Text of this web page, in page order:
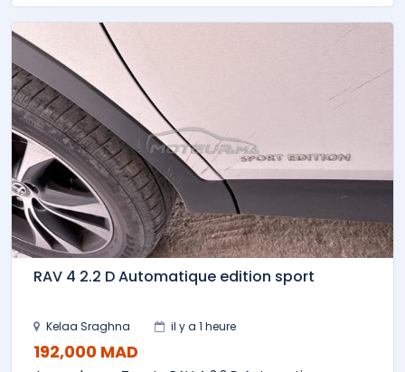
RAV 4 2.2 D Automatique edition sport
Kelaa Sraghna il y a 1 heure
192,000 MAD